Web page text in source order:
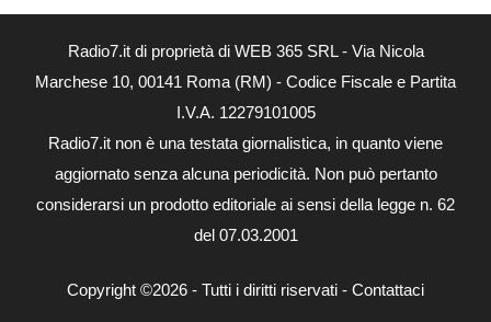
Radio7.it di proprietà di WEB 365 SRL - Via Nicola
Marchese 10, 00141 Roma (RM) - Codice Fiscale e Partita
I.V.A. 12279101005
Radio7.it non è una testata giornalistica, in quanto viene
aggiornato senza alcuna periodicità. Non può pertanto
considerarsi un prodotto editoriale ai sensi della legge n. 62
del 07.03.2001
Copyright ©2026 - Tutti i diritti riservati - Contattaci